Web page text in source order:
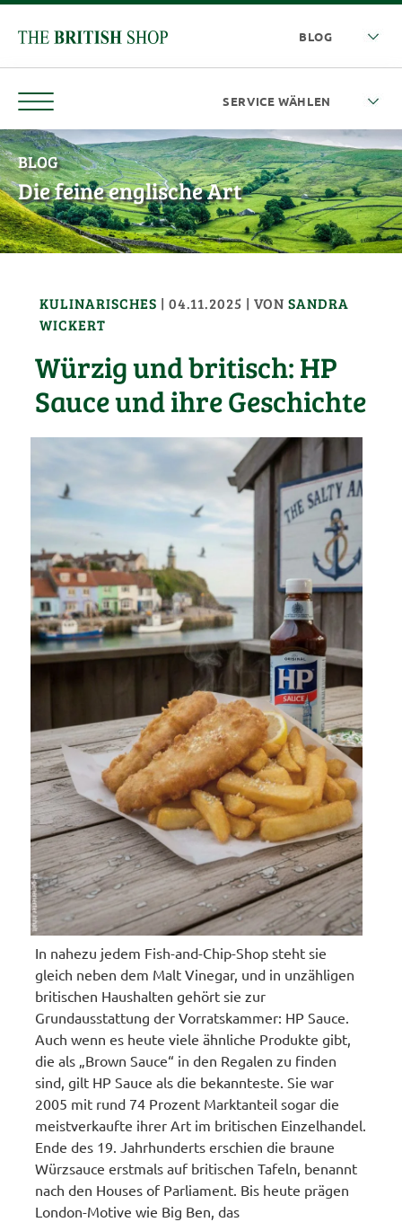
BLOG
Die feine englische Art
KULINARISCHES |04.11.2025 | VONSANDRA
WICKERT
Würzig und britisch: HP
Sauce und ihre Geschichte
In nahezu jedem Fish-and-Chip-Shop steht sie
gleich neben dem Malt Vinegar, und in unzähligen
britischen Haushalten gehört sie zur
Grundausstattung der Vorratskammer: HP Sauce.
Auch wenn es heute viele ähnliche Produkte gibt,
die als „Brown Sauce“ in den Regalen zu finden
sind, gilt HP Sauce als die bekannteste. Sie war
2005 mit rund 74 Prozent Marktanteil sogar die
meistverkaufte ihrer Art im britischen Einzelhandel.
Ende des 19. Jahrhunderts erschien die braune
Würzsauce erstmals auf britischen Tafeln, benannt
nach den Houses of Parliament. Bis heute prägen
London-Motive wie Big Ben, das